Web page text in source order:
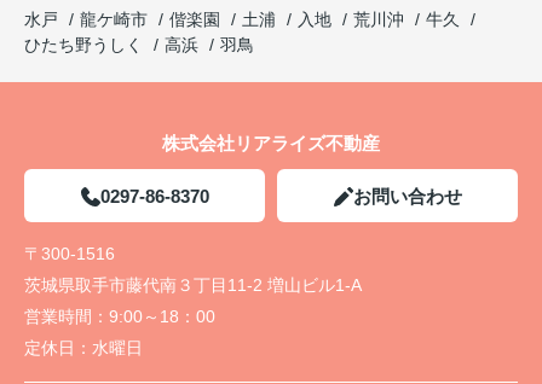
水戸
龍ケ崎市 偕楽園 土浦 入地 荒川沖
牛久
ひたち野うしく
高浜 羽鳥
株式会社リアライズ不動産
0297-86-8370 お問い合わせ
〒300-1516
茨城県取手市藤代南３丁目11-2 増山ビル1-A
営業時間： 9:00～18：00
定休日： 水曜日